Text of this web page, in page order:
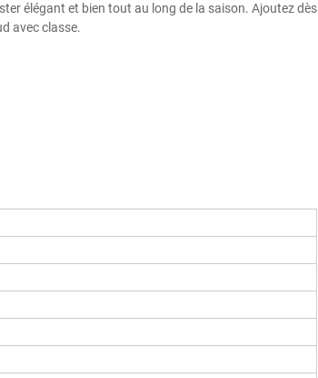
élégant et bien tout au long de la saison. Ajoutez dès
avec classe.